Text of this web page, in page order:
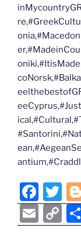
F
a
c
T
w
itt
E
m
C
o